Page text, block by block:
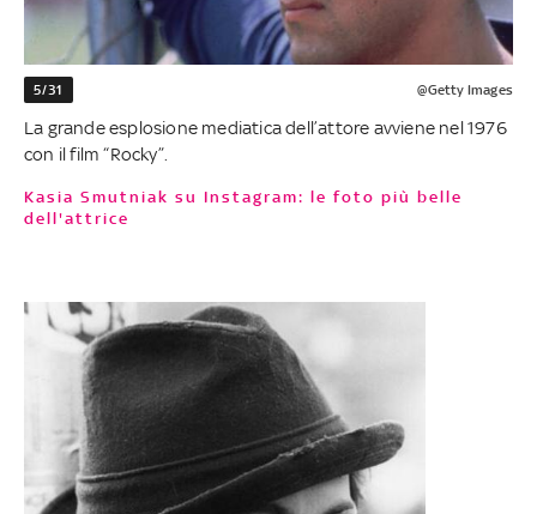
5/31 @Getty Images
La grande esplosione mediatica dell’attore avviene nel 1976
con il film “Rocky”.
Kasia Smutniak su Instagram: le foto più belle
dell'attrice